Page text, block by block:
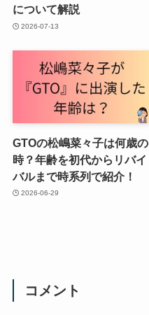
について解説
2026-07-13
GTOの松嶋菜々子は何歳の
時？年齢を初代からリバイ
バルまで時系列で紹介！
2026-06-29
コメント